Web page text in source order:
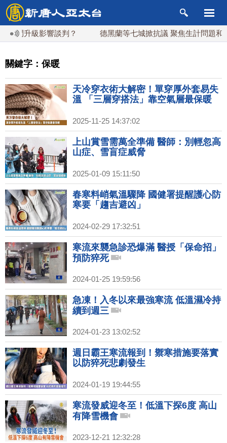
級影響談判？ 德黑蘭等七城掀抗議 聚焦生計問題和處決事
關鍵字：保暖
天冷穿衣術大解密！單穿厚外套易失
溫 「三層穿搭法」靠空氣層最保暖
2025-11-25 14:37:02
上山賞雪需萬全準備 醫師：別輕忽高
山症、雪盲症威脅
2025-01-09 15:11:50
春寒料峭氣溫驟降 國健署提醒護心防
寒要「趨吉避凶」
2024-02-29 17:32:51
寒流來襲急診恐爆滿 醫授「保命招」
預防猝死
2024-01-25 19:59:56
急凍！入冬以來最強寒流 低溫濕冷持
續到週三
2024-01-23 13:02:52
週日霸王寒流報到！禦寒措施要落實
以防猝死悲劇發生
2024-01-19 19:44:55
寒流發威迎冬至！低溫下探6度 高山
有降雪機會
2023-12-21 12:32:28